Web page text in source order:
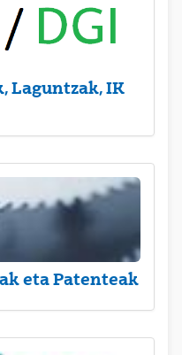
Laguntzak, IK
eta Patenteak